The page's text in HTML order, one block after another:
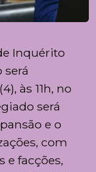
Inquérito
será
às 11h, no
será
e o
com
e facções,